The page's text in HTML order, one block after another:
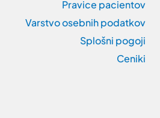
Pravice pacientov
Varstvo osebnih podatkov
Splošni pogoji
Ceniki